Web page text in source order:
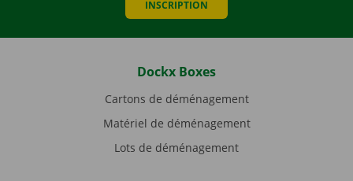
INSCRIPTION
Dockx Boxes
Cartons de déménagement
Matériel de déménagement
Lots de déménagement